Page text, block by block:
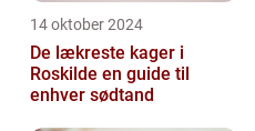
14 oktober 2024
De lækreste kager i
Roskilde en guide til
enhver sødtand